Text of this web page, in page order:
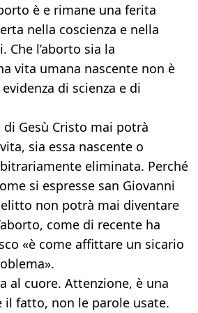
è e rimane una ferita
nella coscienza e nella
Che l’aborto sia la
vita umana nascente non è
di scienza e di
di Gesù Cristo mai potrà
sia essa nascente o
eliminata. Perché
si espresse san Giovanni
non potrà mai diventare
come di recente ha
«è come affittare un sicario
al cuore. Attenzione, è una
il fatto, non le parole usate.